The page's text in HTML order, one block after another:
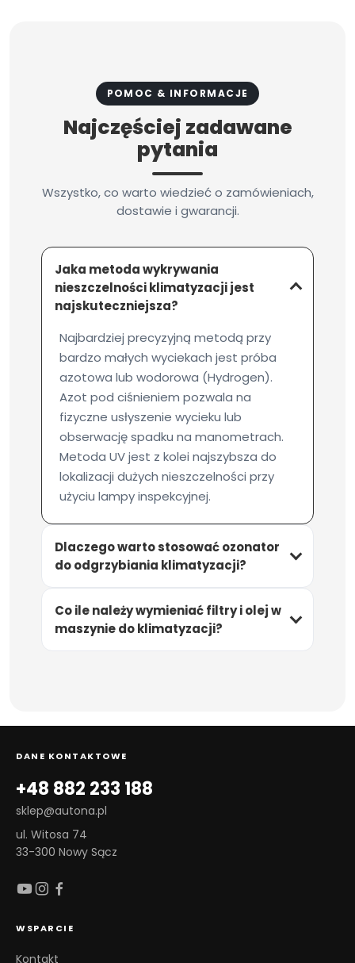
POMOC & INFORMACJE
Najczęściej zadawane
pytania
Wszystko, co warto wiedzieć o zamówieniach,
dostawie i gwarancji.
Jaka metoda wykrywania
nieszczelności klimatyzacji jest
najskuteczniejsza?
Najbardziej precyzyjną metodą przy
bardzo małych wyciekach jest próba
azotowa lub wodorowa (Hydrogen).
Azot pod ciśnieniem pozwala na
fizyczne usłyszenie wycieku lub
obserwację spadku na manometrach.
Metoda UV jest z kolei najszybsza do
lokalizacji dużych nieszczelności przy
użyciu lampy inspekcyjnej.
Dlaczego warto stosować ozonator
do odgrzybiania klimatyzacji?
Co ile należy wymieniać filtry i olej w
maszynie do klimatyzacji?
DANE KONTAKTOWE
+48 882 233 188
sklep@autona.pl
ul. Witosa 74
33-300 Nowy Sącz
WSPARCIE
Kontakt